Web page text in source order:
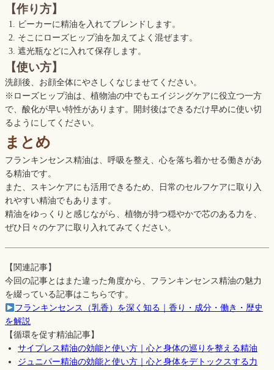
【作り方】
ビーカーに精油を入れてブレンドします。
そこにローズヒップ油を加えてよく混ぜます。
遮光瓶などに入れて保存します。
【使い方】
洗顔後、お顔全体にやさしくなじませてください。
※ローズヒップ油は、植物油の中でもエイジングケアに役立つ一方
で、酸化が早い特性があります。開封後はできるだけ早めに使い切
るようにしてください。
まとめ
フランキンセンス精油は、呼吸を整え、心を落ち着かせる働きがあ
る精油です。
また、スキンケアにも活用できるため、日常のセルフケアに取り入
れやすい精油でもあります。
精油をゆっくりと感じながら、植物が持つ穏やかで芯のある力を、
ぜひ日々のケアに取り入れてみてください。
【関連記事】
今回の記事とはまた違った角度から、フランキンセンス精油の魅力
を綴っている記事はこちらです。
フランキンセンス（乳香）を深く知る｜香り・成分・働き・歴史
を解説
【循環を促す精油記事】
サイプレス精油の効能と使い方｜心と身体の巡りを整える精油
ジュニパー精油の効能と使い方｜心と身体をデトックスする力